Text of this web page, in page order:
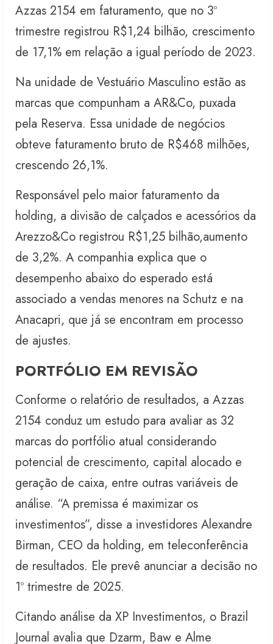
Azzas 2154 em faturamento, que no 3º
trimestre registrou R$1,24 bilhão, crescimento
de 17,1% em relação a igual período de 2023.
Na unidade de Vestuário Masculino estão as
marcas que compunham a AR&Co, puxada
pela Reserva. Essa unidade de negócios
obteve faturamento bruto de R$468 milhões,
crescendo 26,1%.
Responsável pelo maior faturamento da
holding, a divisão de calçados e acessórios da
Arezzo&Co registrou R$1,25 bilhão,aumento
de 3,2%. A companhia explica que o
desempenho abaixo do esperado está
associado a vendas menores na Schutz e na
Anacapri, que já se encontram em processo
de ajustes.
PORTFÓLIO EM REVISÃO
Conforme o relatório de resultados, a Azzas
2154 conduz um estudo para avaliar as 32
marcas do portfólio atual considerando
potencial de crescimento, capital alocado e
geração de caixa, entre outras variáveis de
análise. “A premissa é maximizar os
investimentos”, disse a investidores Alexandre
Birman, CEO da holding, em teleconferência
de resultados. Ele prevê anunciar a decisão no
1º trimestre de 2025.
Citando análise da XP Investimentos, o Brazil
Journal avalia que Dzarm, Baw e Alme